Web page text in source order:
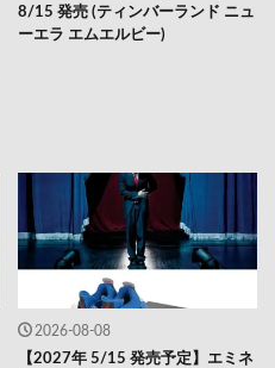
8/15 発売 (ティンバーランド ニュ
ーエラ エムエルビー)
2026-08-08
【2027年 5/15 発売予定】エミネ